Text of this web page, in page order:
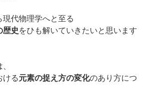
代物理学へと至る
歴史 をひも解いていきたいと思います
ける元素の捉え方の変化のあり方につ